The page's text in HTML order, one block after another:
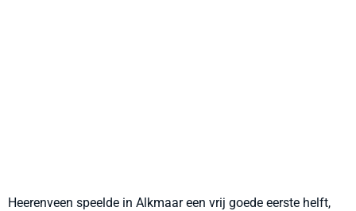
Heerenveen speelde in Alkmaar een vrij goede eerste helft,